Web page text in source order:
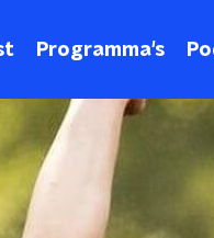
Programma's